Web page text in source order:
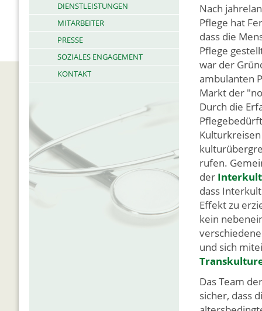
DIENSTLEISTUNGEN
MITARBEITER
PRESSE
SOZIALES ENGAGEMENT
KONTAKT
Nach
Pflege hat
dass die
Pflege
war der
ambulanten
Markt der
Durch die
rufen.
der
dass
Effekt zu
kein
und sich
Das Team
sicher, dass